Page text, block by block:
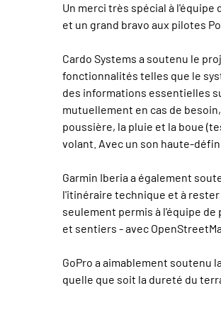
Un merci très spécial à
et un grand bravo aux pilotes
Cardo Systems a soutenu le
fonctionnalités telles que le
des informations essentielles
mutuellement en cas de
poussière, la pluie et la boue
volant. Avec un son haute-
Garmin Iberia a également
l'itinéraire technique et à rester
seulement permis à l'équipe
et sentiers - avec
GoPro a aimablement soutenu
quelle que soit la dureté du